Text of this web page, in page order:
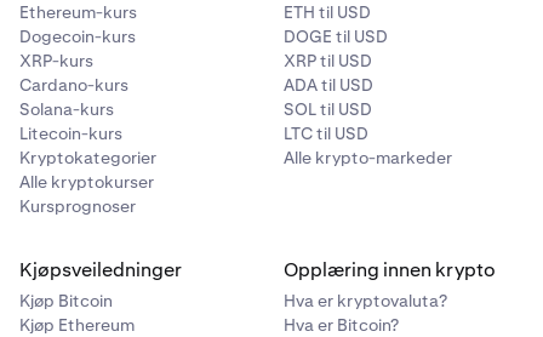
Ethereum-kurs
Dogecoin-kurs
XRP-kurs
Cardano-kurs
Solana-kurs
Litecoin-kurs
Kryptokategorier
Alle kryptokurser
Kursprognoser
ETH til USD
DOGE til USD
XRP til USD
ADA til USD
SOL til USD
LTC til USD
Alle krypto-markeder
Kjøpsveiledninger
Kjøp Bitcoin
Kjøp Ethereum
Opplæring innen krypto
Hva er kryptovaluta?
Hva er Bitcoin?